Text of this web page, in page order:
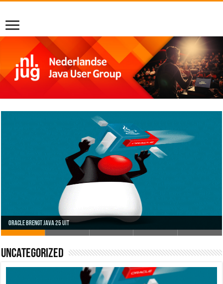
Oracle brengt Java 25 uit
Java 17
Java Magazine 2024 #4
Nieuwe community manager Simon!
J-Fall 2024
Uncategorized